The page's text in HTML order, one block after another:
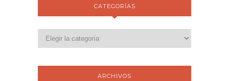
CATEGORÍAS
ARCHIVOS